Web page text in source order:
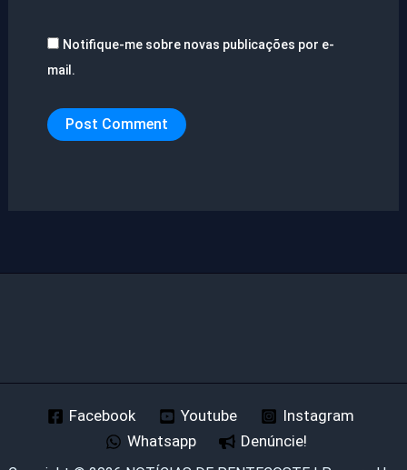
Notifique-me sobre novas publicações por e-
mail.
Facebook Youtube
Instagram
Whatsapp
Denúncie!